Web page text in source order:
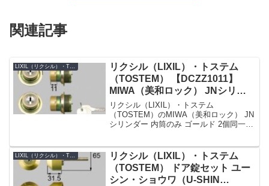
関連記事
リクシル（LIXIL）・トステム
（TOSTEM） 【DCZZ1011】
MIWA（美和ロック） JNシリン
ダー 玄関ドア用 内筒のみ ゴール
ド 2個同一
リクシル（LIXIL）・トステム
（TOSTEM）のMIWA（美和ロック） JN
シリンダー 内筒のみ ゴールド 2個同一
ールドセット内容本体×2、キー×5...
LIXIL（リクシル）・TOSTEM（トステム）
リクシル（LIXIL）・トステム
（TOSTEM） ドア錠セット ユー
シン・ショウワ（U-SHIN